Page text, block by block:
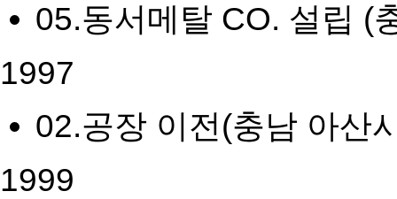
05.동서메탈 CO. 설립 (
1997
02.공장 이전(충남 아산
1999